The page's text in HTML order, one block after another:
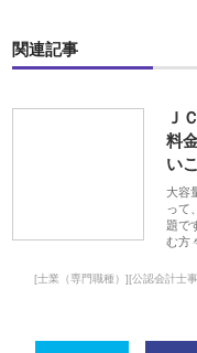
関連記事
Ｊ
料
い
大容
って
題で
む方
[士業（専門職種）][公認会計士